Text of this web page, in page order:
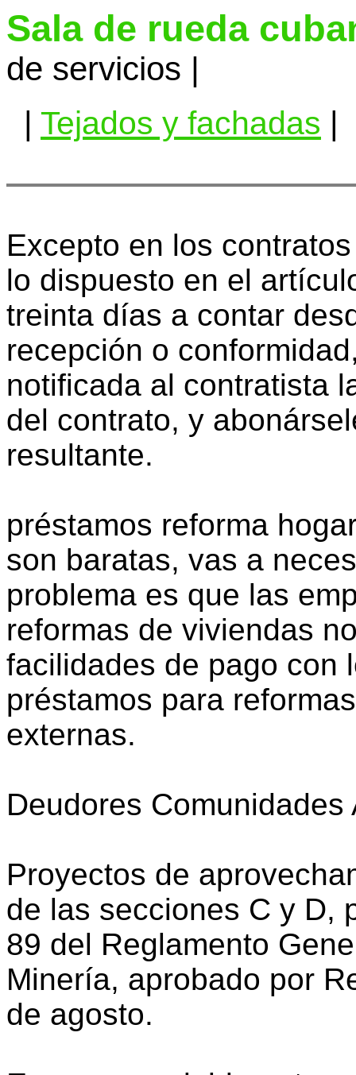
Sala de rueda
de servicios |
Tejados y fachadas
Excepto en los
lo dispuesto en el
treinta días a contar
recepción o
notificada al contratista
del contrato, y
resultante.
préstamos reforma
son baratas, vas a
problema es que las
reformas de viviendas
facilidades de pago con
préstamos para
externas.
Deudores Comunidades
Proyectos de
de las secciones C y D,
89 del Reglamento
Minería, aprobado por
de agosto.